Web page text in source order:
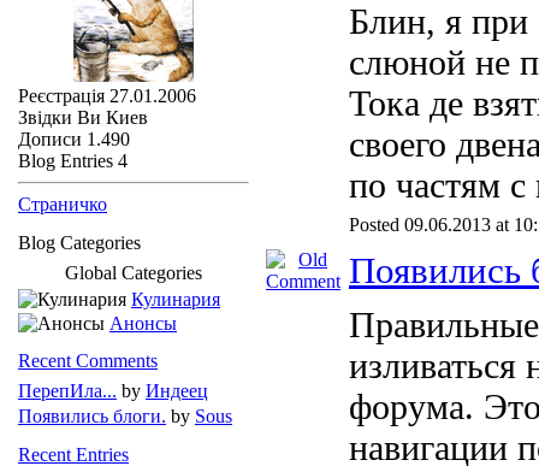
Блин, я при
слюной не
Тока де
своего
по частям с
Posted 09.06.2013 at
Появились
изливаться
форума.
навигации
Реєстрація 27.01.2006
Звідки Ви Киев
Дописи 1.490
Blog Entries 4
Страничко
Blog Categories
Global Categories
Кулинария
Анонсы
Recent Comments
ПерепИла... by Индеец
Появились блоги. by Sous
Recent Entries